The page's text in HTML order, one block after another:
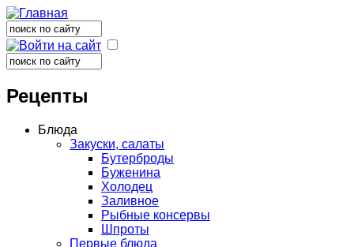
Форма поиска
Поиск
Поиск
Рецепты
Блюда
Закуски, салаты
Бутерброды
Буженина
Холодец
Заливное
Рыбные консервы
Шпроты
Первые блюда